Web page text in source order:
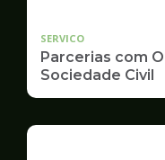
SERVICO
Parcerias com
Sociedade Civil